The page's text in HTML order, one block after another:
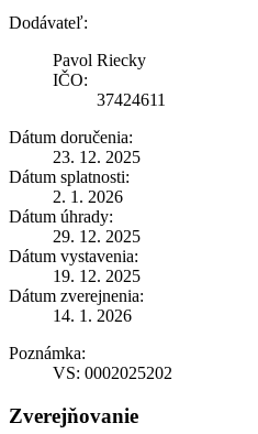
Dodávateľ:
Pavol Riecky
IČO:
37424611
Dátum doručenia:
23. 12. 2025
Dátum splatnosti:
2. 1. 2026
Dátum úhrady:
29. 12. 2025
Dátum vystavenia:
19. 12. 2025
Dátum zverejnenia:
14. 1. 2026
Poznámka:
VS: 0002025202
Zverejňovanie